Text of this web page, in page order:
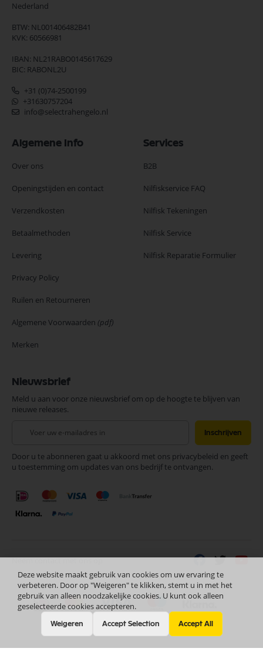
Nederland
BTW: NL001406482B41
KVK: 60566981
IBAN: NL21RABO0145617629
BIC: RABONL2U
+31 (0)74-2500199
+31630757204
info@selectrahengelo.nl
Algemene Info
Over ons
Openingstijden en contact
Verzendkosten
Betaalmethoden
Levering
Privacy Policy
Ruilen en Retourneren
Algemene Voorwaarden (pdf)
Merken
Services
B2B
Nilfiskservice FAQ
Nilfisk Tekeningen
Nilfisk Service
Nilfisk Reparatie Formulier
Nieuwsbrief
Meld u aan voor onze nieuwsbrief om op de hoogte te blijven van
nieuwe releases.
onze
nieuwsbrief
Inschrijven
Door u te abonneren gaat u akkoord met ons privacybeleid en geeft
u toestemming om updates van ons bedrijf te ontvangen.
Neem contact met ons op
Deze website maakt gebruik van cookies om uw ervaring te
verbeteren. Door op "Weigeren" te klikken, stemt u in met het
gebruik van alleen noodzakelijke cookies. U kunt ook alleen
geselecteerde cookies accepteren.
Weigeren Accept Selection Accept All